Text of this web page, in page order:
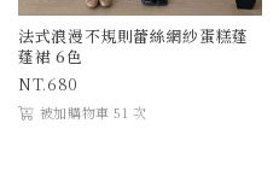
法式浪漫不規則蕾絲網紗蛋糕蓬
蓬裙 6色
680
被加購物車 51 次